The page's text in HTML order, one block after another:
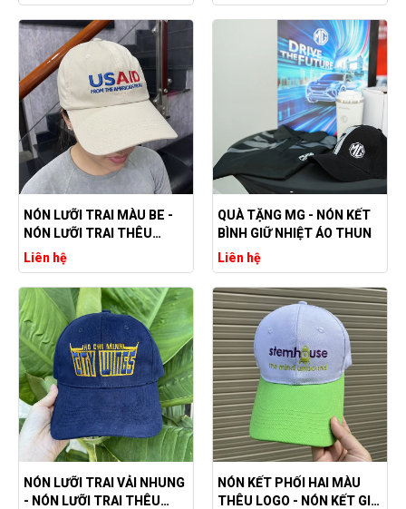
NÓN LƯỠI TRAI MÀU BE -
NÓN LƯỠI TRAI THÊU
LOGO THEO YÊU CẦU
Liên hệ
QUÀ TẶNG MG - NÓN KẾT
BÌNH GIỮ NHIỆT ÁO THUN
Liên hệ
NÓN LƯỠI TRAI VẢI NHUNG
- NÓN LƯỠI TRAI THÊU
NÓN KẾT PHỐI HAI MÀU
THÊU LOGO - NÓN KẾT GIÁ